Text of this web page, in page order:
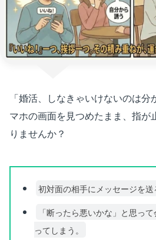
「婚活、しなきゃいけないのは
マホの画面を見つめたまま、指が
りませんか？
初対面の相手にメッセージを送
「断ったら悪いかな」と思っ
ってしまう。